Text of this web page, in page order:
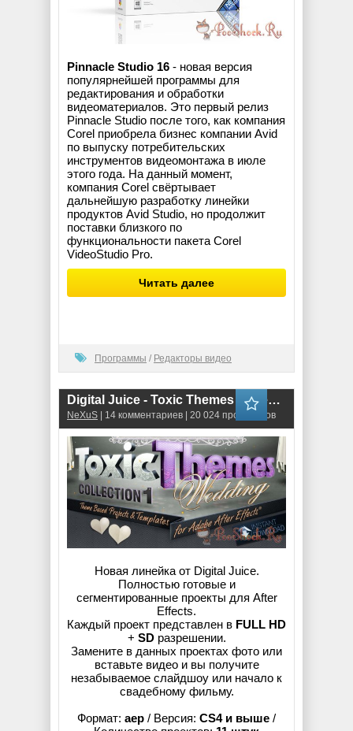
Pinnacle Studio 16 - новая версия
популярнейшей программы для
редактирования и обработки
видеоматериалов. Это первый релиз
Pinnacle Studio после того, как компания
Corel приобрела бизнес компании Avid
по выпуску потребительских
инструментов видеомонтажа в июле
этого года. На данный момент,
компания Corel свёртывает
дальнейшую разработку линейки
продуктов Avid Studio, но продолжит
поставки близкого по
функциональности пакета Corel
VideoStudio Pro.
Читать далее
Программы / Редакторы видео
Digital Juice - Toxic Themes Collection 1 (Wedding)
NeXuS | 14 комментариев | 20 024 просмотров
Новая линейка от Digital Juice.
Полностью готовые и
сегментированные проекты для After
Effects.
Каждый проект представлен в FULL HD
+ SDразрешении.
Замените в данных проектах фото или
вставьте видео и вы получите
незабываемое слайдшоу или начало к
свадебному фильму.
Формат: aep / Версия: CS4 и выше /